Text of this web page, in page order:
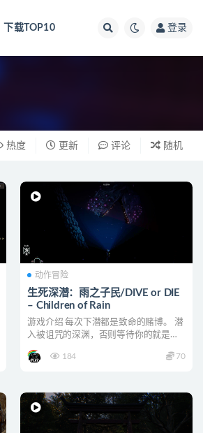
下载TOP10 登录
热度 更新 评论 随机
动作冒险
生死深潜：雨之子民/DIVE or DIE
– Children of Rain
游戏介绍 每次下潜都是致命的赌博。 潜
入被诅咒的深渊，否则等待你的就是死
184
70